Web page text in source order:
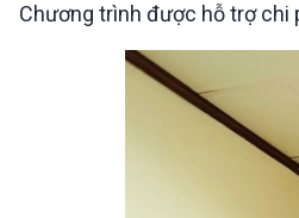
Chương trình được hỗ trợ chi